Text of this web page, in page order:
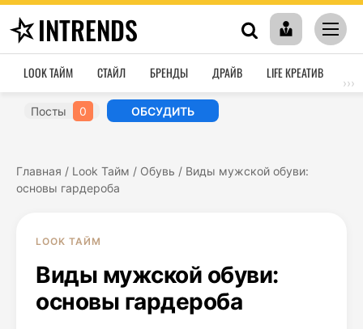
INTRENDS
LOOK ТАЙМ СТАЙЛ БРЕНДЫ ДРАЙВ LIFE КРЕАТИВ
›››
Посты 0 ОБСУДИТЬ
Главная / Look Тайм / Обувь / Виды мужской обуви:
основы гардероба
LOOK ТАЙМ
Виды мужской обуви:
основы гардероба